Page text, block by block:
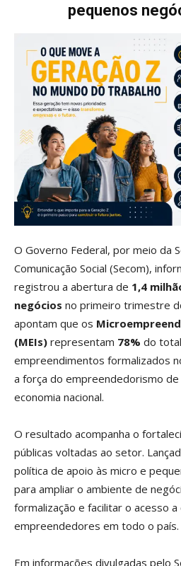
pequenos
O Governo Federal, por meio da
Comunicação Social (Secom),
registrou a abertura de 1,4
negócios no primeiro trimestre
apontam que os
(MEIs) representam 78% do
empreendimentos formalizados
a força do empreendedorismo
economia nacional.
O resultado acompanha o
públicas voltadas ao setor.
política de apoio às micro e
para ampliar o ambiente de
formalização e facilitar o acesso
empreendedores em todo o país.
Em informações divulgadas pelo